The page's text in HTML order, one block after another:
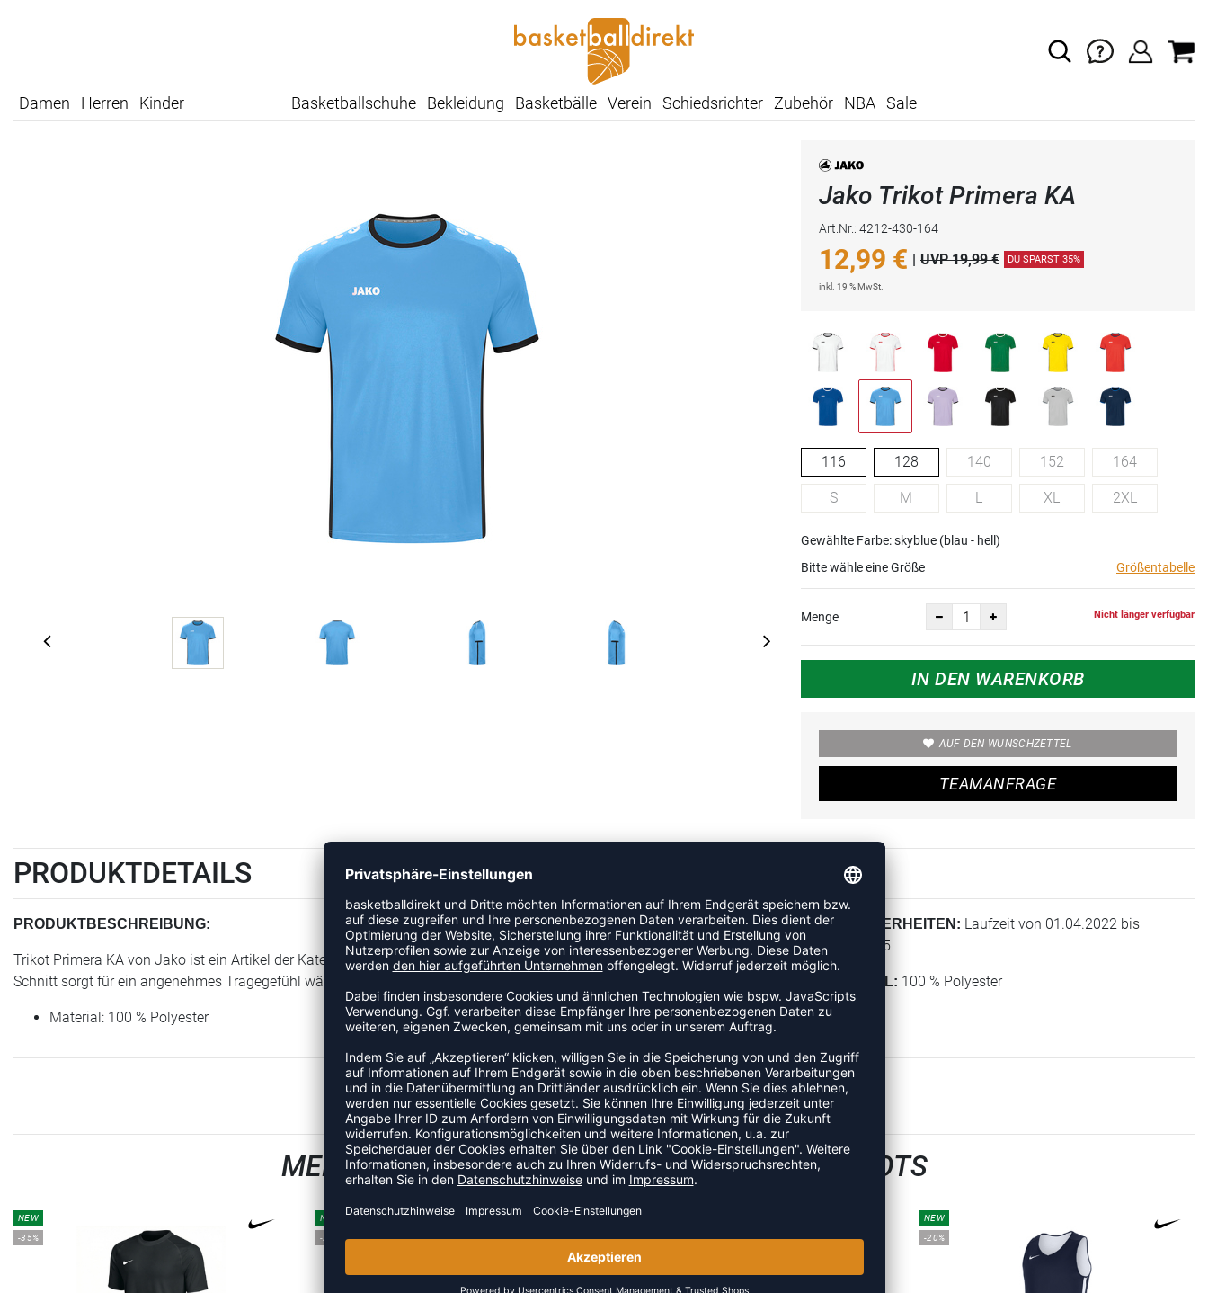
Damen Herren Kinder Basketballschuhe Bekleidung Basketbälle Verein Schiedsrichter Zubehör NBA Sale
Jako Trikot Primera KA
Art.Nr.: 4212-430-164
12,99 € | UVP 19,99 € DU SPARST 35%
inkl. 19 % MwSt.
116 128 140 152 164
S M L XL 2XL
Gewählte Farbe: skyblue (blau - hell)
Bitte wähle eine Größe
Größentabelle
Menge Nicht länger verfügbar
IN DEN WARENKORB
AUF DEN WUNSCHZETTEL
TEAMANFRAGE
PRODUKTDETAILS
PRODUKTBESCHREIBUNG:
Trikot Primera KA von Jako ist ein Artikel der Kategorie Trikot. Dieses Modell ist speziell für Kinder ausgelegt. Der luftige
Schnitt sorgt für ein angenehmes Tragegefühl während Training und Wettkampf.
Material: 100 % Polyester
BESONDERHEITEN: Laufzeit von 01.04.2022 bis
31.12.2025
MATERIAL: 100 % Polyester
ZULETZT ANGESEHEN
MEHR AUS DER KATEGORIE BASKETBALLTRIKOTS
NEW
-35%
NEW
-20%
NEW
-35%
NEW
-20%